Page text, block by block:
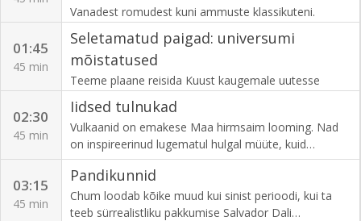
Vanadest romudest kuni ammuste klassikuteni.
Vaatleme unustusehõlma vajunud haruldasi autosid,
millega tehti tõeliselt suuri tehinguid.
01:45
45 min
Seletamatud paigad: universumi
mõistatused
Teeme plaane reisida Kuust kaugemale uutesse
maailmadesse, ent kuidas valmistume me selleks, et
saada inimestest maavälisteks olenditeks? Kuidas me
sellel reisil tundmatusse ellu jääme? Ja mida me
teeme, kui saame ühenduse intelligentse eluga?
02:30
45 min
Iidsed tulnukad
Vulkaanid on emakese Maa hirmsaim looming. Nad
on inspireerinud lugematul hulgal müüte, kuid
kummalisel kombel on nad ka peamised UFO-de
vaatluspaigad. Kas on võimalik, et need geoloogilised
moodustised meelitavad ligi maaväliseid külalisi?
03:15
45 min
Pandikunnid
Chum loodab kõike muud kui sinist perioodi, kui ta
teeb sürrealistliku pakkumise Salvador Dali